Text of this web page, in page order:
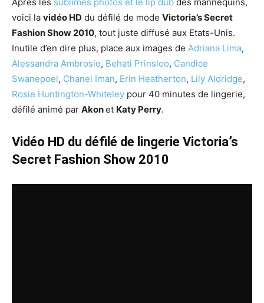
voici la vidéo HD du défilé de mode Victoria’s Secret
Fashion Show 2010, tout juste diffusé aux Etats-Unis.
Inutile d’en dire plus, place aux images de Adriana Lima,
Alessandra Ambrosio, Behati Prinsloo, Candice
Swanepoel, Chanel Iman, Erin Heatherton, Lily Aldridge,
Rosie Huntington-Whiteley pour 40 minutes de lingerie,
défilé animé par Akonet Katy Perry.
Vidéo HD du défilé de lingerie Victoria’s
Secret Fashion Show 2010